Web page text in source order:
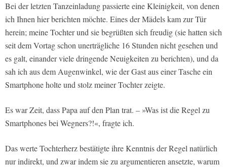
Bei der letzten Tanzeinladung passierte eine Kleinigkeit, von denen
ich Ihnen hier berichten möchte. Eines der Mädels kam zur Tür
herein; meine Tochter und sie begrüßten sich freudig (sie hatten sich
seit dem Vortag schon unerträgliche 16 Stunden nicht gesehen und
es galt, einander viele dringende Neuigkeiten zu berichten), und da
sah ich aus dem Augenwinkel, wie der Gast aus einer Tasche ein
Smartphone holte und stolz meiner Tochter zeigte.
Es war Zeit, dass Papa auf den Plan trat. – »Was ist die Regel zu
Smartphones bei Wegners?!«, fragte ich.
Das werte Tochterherz bestätigte ihre Kenntnis der Regel natürlich
nur indirekt, und zwar indem sie zu argumentieren ansetzte, warum